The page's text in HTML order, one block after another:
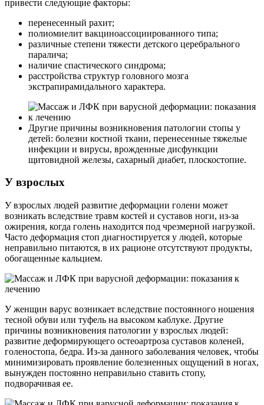
привести следующие факторы:
перенесенный рахит;
полиомиелит вакциноассоциированного типа;
различные степени тяжести детского церебрального
паралича;
наличие спастического синдрома;
расстройства структур головного мозга
экстрапирамидального характера.
Другие причины возникновения патологии стопы у
детей: болезни костной ткани, перенесенные тяжелые
инфекции и вирусы, врожденные дисфункции
щитовидной железы, сахарный диабет, плоскостопие.
У взрослых
У взрослых людей развитие деформации голени может
возникать вследствие травм костей и суставов ноги, из-за
ожирения, когда голень находится под чрезмерной нагрузкой.
Часто деформация стоп диагностируется у людей, которые
неправильно питаются, в их рационе отсутствуют продукты,
обогащенные кальцием.
У женщин варус возникает вследствие постоянного ношения
тесной обуви или туфель на высоком каблуке. Другие
причины возникновения патологии у взрослых людей:
развитие деформирующего остеоартроза суставов коленей,
голеностопа, бедра. Из-за данного заболевания человек, чтобы
минимизировать проявление болезненных ощущений в ногах,
вынужден постоянно неправильно ставить стопу,
подворачивая ее.